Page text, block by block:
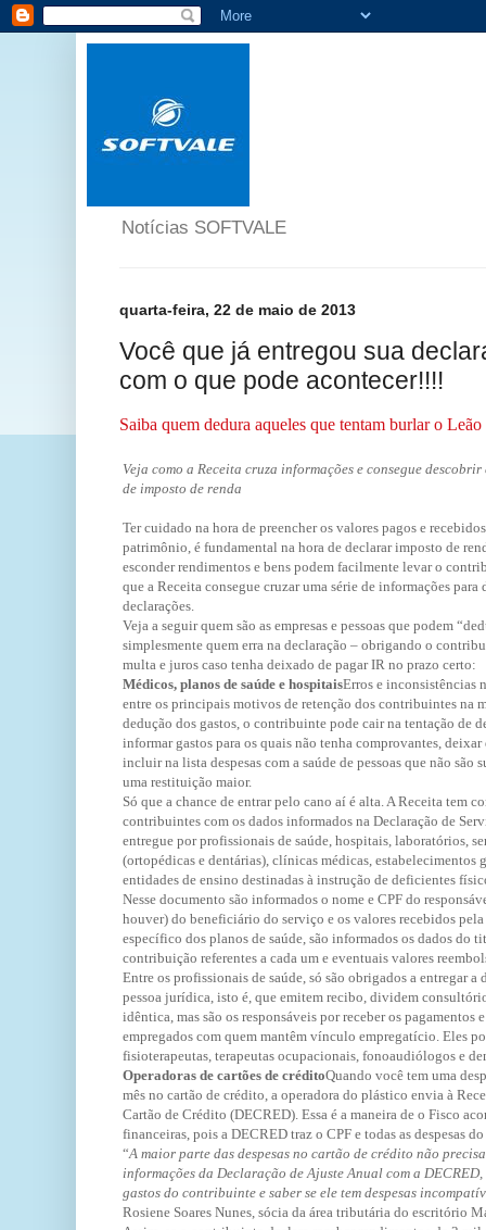
Notícias SOFTVALE
quarta-feira, 22 de maio de 2013
Você que já entregou sua
com o que pode acontecer!!!!
Saiba quem dedura aqueles que tentam burlar o Leão
Veja como a Receita cruza informações e consegue
de imposto de renda
Ter cuidado na hora de preencher os valores pagos e
patrimônio, é fundamental na hora de declarar imposto de
esconder rendimentos e bens podem facilmente levar o
que a Receita consegue cruzar uma série de informações
declarações.
Veja a seguir quem são as empresas e pessoas que podem
simplesmente quem erra na declaração – obrigando o
multa e juros caso tenha deixado de pagar IR no prazo certo:
Médicos, planos de saúde e hospitaisErros e inconsistências
entre os principais motivos de retenção dos contribuintes na
dedução dos gastos, o contribuinte pode cair na tentação de
informar gastos para os quais não tenha comprovantes,
incluir na lista despesas com a saúde de pessoas que não são
uma restituição maior.
Só que a chance de entrar pelo cano aí é alta. A Receita tem
contribuintes com os dados informados na Declaração de
entregue por profissionais de saúde, hospitais, laboratórios,
(ortopédicas e dentárias), clínicas médicas,
entidades de ensino destinadas à instrução de deficientes
Nesse documento são informados o nome e CPF do
houver) do beneficiário do serviço e os valores recebidos
específico dos planos de saúde, são informados os dados do
contribuição referentes a cada um e eventuais valores
Entre os profissionais de saúde, só são obrigados a entregar a
pessoa jurídica, isto é, que emitem recibo, dividem
idêntica, mas são os responsáveis por receber os pagamentos
empregados com quem mantêm vínculo empregatício. Eles
fisioterapeutas, terapeutas ocupacionais, fonoaudiólogos e
Operadoras de cartões de créditoQuando você tem uma
mês no cartão de crédito, a operadora do plástico envia à
Cartão de Crédito (DECRED). Essa é a maneira de o Fisco
financeiras, pois a DECRED traz o CPF e todas as despesas
“A maior parte das despesas no cartão de crédito não
informações da Declaração de Ajuste Anual com a
gastos do contribuinte e saber se ele tem despesas
Rosiene Soares Nunes, sócia da área tributária do escritório